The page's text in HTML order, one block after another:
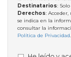
Destinatarios:
Derechos:
se indica en la
consultar la
Política de Privacidad.